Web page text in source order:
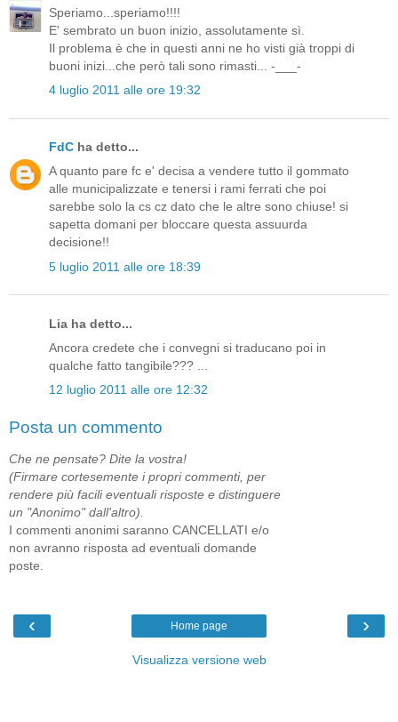
Speriamo...speriamo!!!!
E' sembrato un buon inizio, assolutamente sì.
Il problema è che in questi anni ne ho visti già troppi di
buoni inizi...che però tali sono rimasti... -___-
4 luglio 2011 alle ore 19:32
FdC ha detto...
A quanto pare fc e' decisa a vendere tutto il gommato
alle municipalizzate e tenersi i rami ferrati che poi
sarebbe solo la cs cz dato che le altre sono chiuse! si
sapetta domani per bloccare questa assuurda
decisione!!
5 luglio 2011 alle ore 18:39
Lia ha detto...
Ancora credete che i convegni si traducano poi in
qualche fatto tangibile??? ...
12 luglio 2011 alle ore 12:32
Posta un commento
Che ne pensate? Dite la vostra!
(Firmare cortesemente i propri commenti, per
rendere più facili eventuali risposte e distinguere
un "Anonimo" dall'altro).
I commenti anonimi saranno CANCELLATI e/o
non avranno risposta ad eventuali domande
poste.
‹ ›
Home page
Visualizza versione web